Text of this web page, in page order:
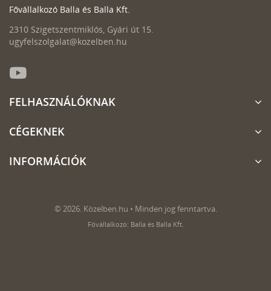
Fővállalkozó Balla és Balla Kft.
2310 Szigetszentmiklós, Gyári út 15.
ugyfelszolgalat@kozelben.hu
FELHASZNÁLÓKNAK
CÉGEKNEK
INFORMÁCIÓK
© 2026. Közelben.hu • Minden jog fenntartva.
Fővállalkozó: Balla és Balla Kft.